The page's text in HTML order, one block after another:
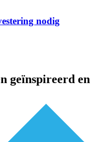
nodig
geïnspireerd en